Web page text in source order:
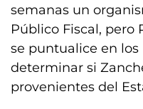
semanas un
Público Fiscal, pero
se puntualice en los
determinar si
provenientes del